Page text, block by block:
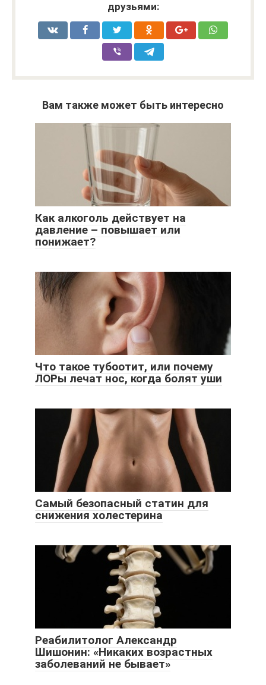
друзьями:
Вам также может быть интересно
Как алкоголь действует на
давление – повышает или
понижает?
Что такое тубоотит, или почему
ЛОРы лечат нос, когда болят уши
Самый безопасный статин для
снижения холестерина
Реабилитолог Александр
Шишонин: «Никаких возрастных
заболеваний не бывает»